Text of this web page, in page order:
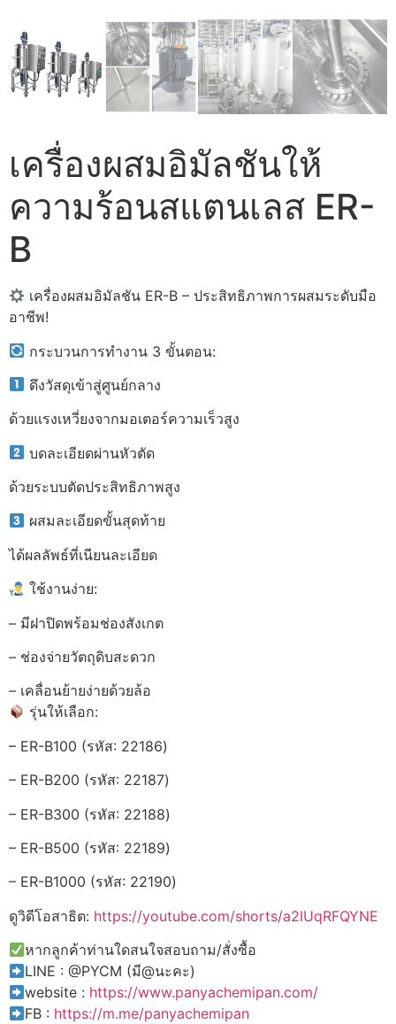
เครื่องผสมอิมัลชันให้
ความร้อนสแตนเลส ER-
B
เครื่องผสมอิมัลชัน ER-B – ประสิทธิภาพการผสมระดับมือ
อาชีพ!
กระบวนการทำงาน 3 ขั้นตอน:
ดึงวัสดุเข้าสู่ศูนย์กลาง
ด้วยแรงเหวี่ยงจากมอเตอร์ความเร็วสูง
บดละเอียดผ่านหัวตัด
ด้วยระบบตัดประสิทธิภาพสูง
ผสมละเอียดขั้นสุดท้าย
ได้ผลลัพธ์ที่เนียนละเอียด
ใช้งานง่าย:
– มีฝาปิดพร้อมช่องสังเกต
– ช่องจ่ายวัตถุดิบสะดวก
– เคลื่อนย้ายง่ายด้วยล้อ
รุ่นให้เลือก:
– ER-B100 (รหัส: 22186)
– ER-B200 (รหัส: 22187)
– ER-B300 (รหัส: 22188)
– ER-B500 (รหัส: 22189)
– ER-B1000 (รหัส: 22190)
ดูวิดีโอสาธิต: https://youtube.com/shorts/a2IUqRFQYNE
หากลูกค้าท่านใดสนใจสอบถาม/สั่งซื้อ
LINE : @PYCM (มี@นะคะ)
website : https://www.panyachemipan.com/
FB : https://m.me/panyachemipan